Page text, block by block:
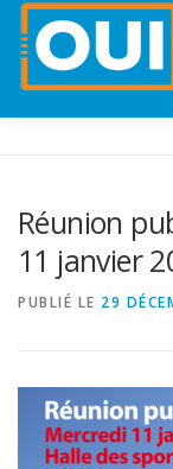
PANNEAUX
Réunion
11 janvier
PUBLIÉ LE 29